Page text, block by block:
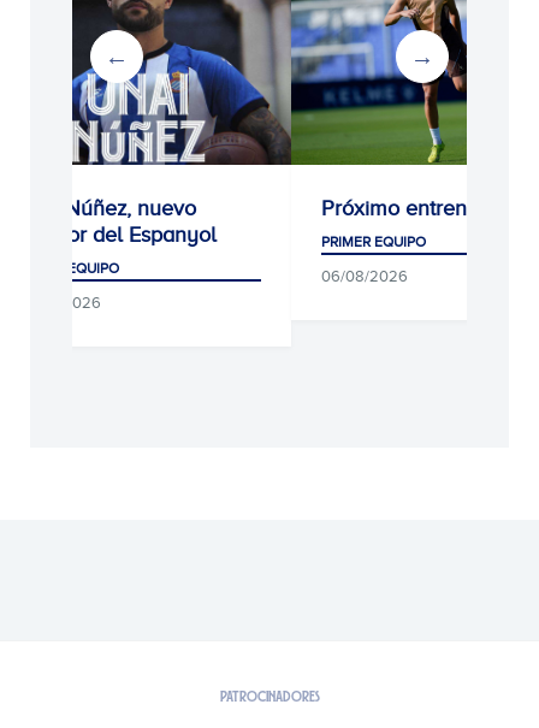
Próximo entrenamiento
PRIMER EQUIPO
06/08/2026
Kike
PATROCINADORES